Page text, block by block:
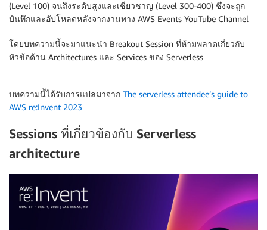
(Level 100) จนถึงระดับสูงและเชี่ยวชาญ (Level 300-400) ซึ่งจะถูก
บันทึกและอัปโหลดหลังจากงานทาง AWS Events YouTube Channel
โดยบทความนี้จะมาแนะนำ Breakout Session ที่ห้ามพลาดเกี่ยวกับ
หัวข้อด้าน Architectures และ Services ของ Serverless
บทความนี้ได้รับการแปลมาจาก The serverless attendee’s guide to
AWS re:Invent 2023
Sessions ที่เกี่ยวข้องกับ Serverless
architecture